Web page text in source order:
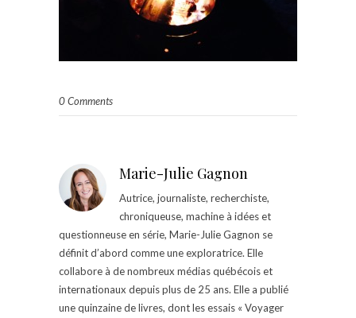
0 Comments
Marie-Julie Gagnon
Autrice, journaliste, recherchiste,
chroniqueuse, machine à idées et
questionneuse en série, Marie-Julie Gagnon se
définit d’abord comme une exploratrice. Elle
collabore à de nombreux médias québécois et
internationaux depuis plus de 25 ans. Elle a publié
une quinzaine de livres, dont les essais « Voyager